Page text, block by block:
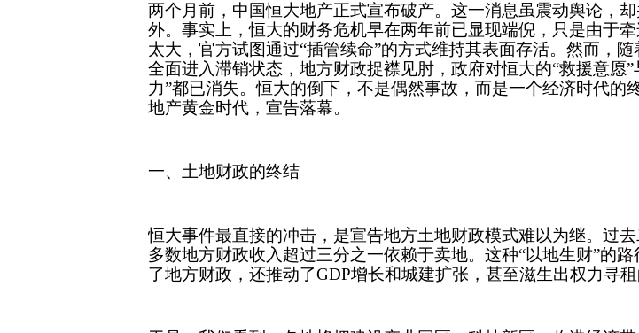
两个月前，中国恒大地产正式宣布破产。这一消息虽震动舆论，
外。事实上，恒大的财务危机早在两年前已显现端倪，只是由于
太大，官方试图通过“插管续命”的方式维持其表面存活。然而，
全面进入滞销状态，地方财政捉襟见肘，政府对恒大的“救援意愿”
力”都已消失。恒大的倒下，不是偶然事故，而是一个经济时代
地产黄金时代，宣告落幕。
一、土地财政的终结
恒大事件最直接的冲击，是宣告地方土地财政模式难以为继。过
多数地方财政收入超过三分之一依赖于卖地。这种“以地生财”的
了地方财政，还推动了GDP增长和城建扩张，甚至滋生出权力寻租